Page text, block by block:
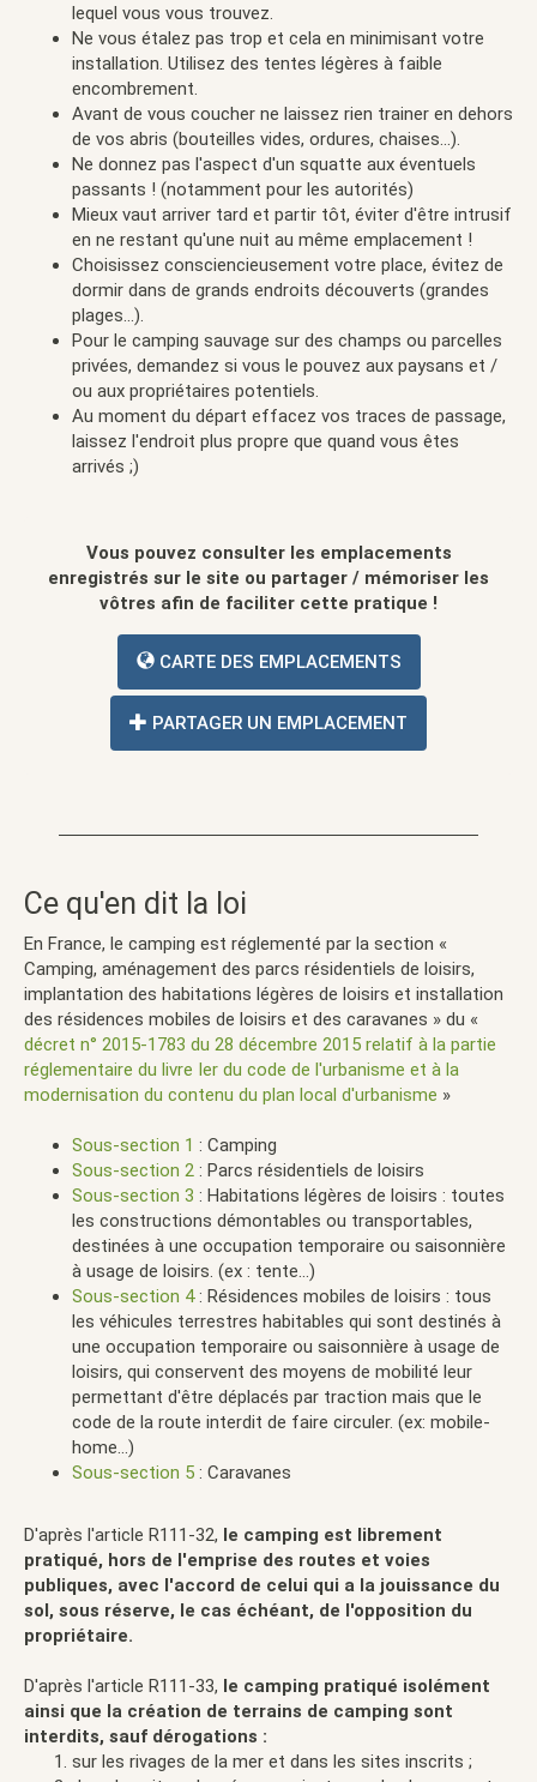
lequel vous vous trouvez.
Ne vous étalez pas trop et cela en minimisant votre
installation. Utilisez des tentes légères à faible
encombrement.
Avant de vous coucher ne laissez rien trainer en dehors
de vos abris (bouteilles vides, ordures, chaises...).
Ne donnez pas l'aspect d'un squatte aux éventuels
passants ! (notamment pour les autorités)
Mieux vaut arriver tard et partir tôt, éviter d'être intrusif
en ne restant qu'une nuit au même emplacement !
Choisissez consciencieusement votre place, évitez de
dormir dans de grands endroits découverts (grandes
plages...).
Pour le camping sauvage sur des champs ou parcelles
privées, demandez si vous le pouvez aux paysans et /
ou aux propriétaires potentiels.
Au moment du départ effacez vos traces de passage,
laissez l'endroit plus propre que quand vous êtes
arrivés ;)
Vous pouvez consulter les emplacements
enregistrés sur le site ou partager / mémoriser les
vôtres afin de faciliter cette pratique !
CARTE DES EMPLACEMENTS
PARTAGER UN EMPLACEMENT
Ce qu'en dit la loi
En France, le camping est réglementé par la section «
Camping, aménagement des parcs résidentiels de loisirs,
implantation des habitations légères de loisirs et installation
des résidences mobiles de loisirs et des caravanes » du «
décret n° 2015-1783 du 28 décembre 2015 relatif à la partie
réglementaire du livre Ier du code de l'urbanisme et à la
modernisation du contenu du plan local d'urbanisme »
Sous-section 1 : Camping
Sous-section 2 : Parcs résidentiels de loisirs
Sous-section 3 : Habitations légères de loisirs : toutes
les constructions démontables ou transportables,
destinées à une occupation temporaire ou saisonnière
à usage de loisirs. (ex : tente...)
Sous-section 4: Résidences mobiles de loisirs : tous
les véhicules terrestres habitables qui sont destinés à
une occupation temporaire ou saisonnière à usage de
loisirs, qui conservent des moyens de mobilité leur
permettant d'être déplacés par traction mais que le
code de la route interdit de faire circuler. (ex: mobile-
home...)
Sous-section 5 : Caravanes
D'après l'article R111-32, le camping est librement
pratiqué, hors de l'emprise des routes et voies
publiques, avec l'accord de celui qui a la jouissance du
sol, sous réserve, le cas échéant, de l'opposition du
propriétaire.
D'après l'article R111-33, le camping pratiqué isolément
ainsi que la création de terrains de camping sont
interdits, sauf dérogations :
sur les rivages de la mer et dans les sites inscrits ;